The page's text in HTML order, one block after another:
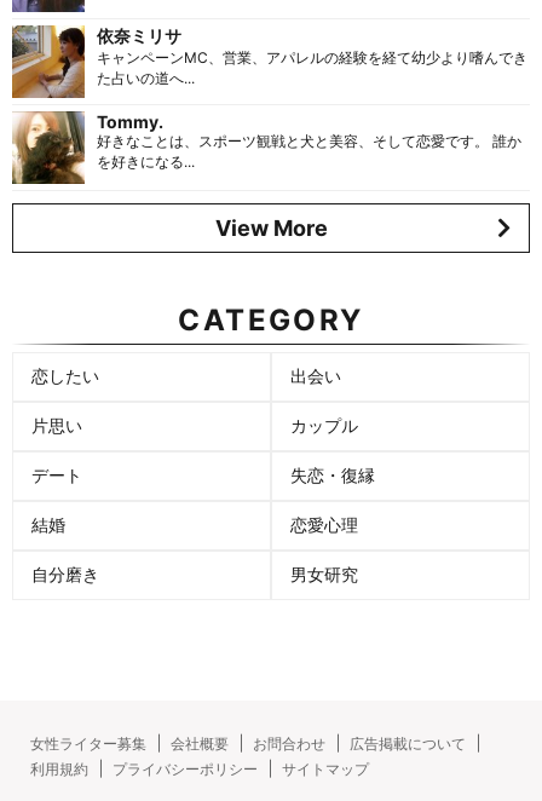
依奈ミリサ
キャンペーンMC、営業、アパレルの経験を経て幼少より嗜んでき
た占いの道へ...
Tommy.
好きなことは、スポーツ観戦と犬と美容、そして恋愛です。 誰か
を好きになる...
View More
CATEGORY
恋したい 出会い
片思い カップル
デート 失恋・復縁
結婚 恋愛心理
自分磨き 男女研究
女性ライター募集 会社概要 お問合わせ
広告掲載について
利用規約
プライバシーポリシー サイトマップ